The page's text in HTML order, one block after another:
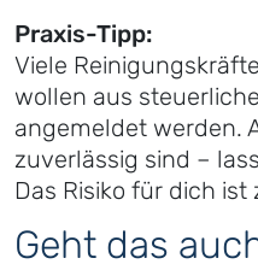
Praxis-Tipp:
Viele
wollen aus
angemeldet werden.
zuverlässig sind –
Das Risiko für dich ist
Geht das